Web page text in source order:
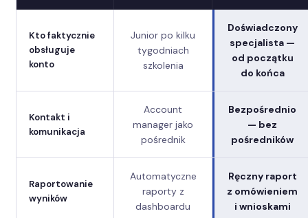
Kto faktycznie
obsługuje
konto
Junior po kilku
tygodniach
szkolenia
Doświadczony
specjalista —
od początku
do końca
Kontakt i
komunikacja
Account
manager jako
pośrednik
Bezpośrednio
— bez
pośredników
Raportowanie
wyników
Automatyczne
raporty z
dashboardu
Ręczny raport
z omówieniem
i wnioskami